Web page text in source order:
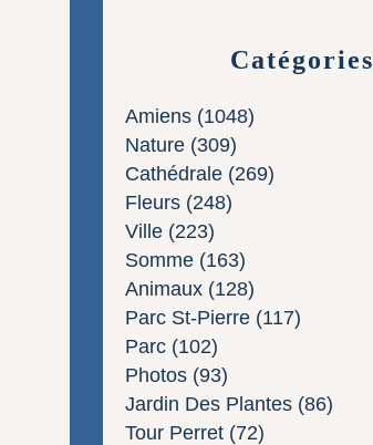
Catégories
Amiens (1048)
Nature (309)
Cathédrale (269)
Fleurs (248)
Ville (223)
Somme (163)
Animaux (128)
Parc St-Pierre (117)
Parc (102)
Photos (93)
Jardin Des Plantes (86)
Tour Perret (72)